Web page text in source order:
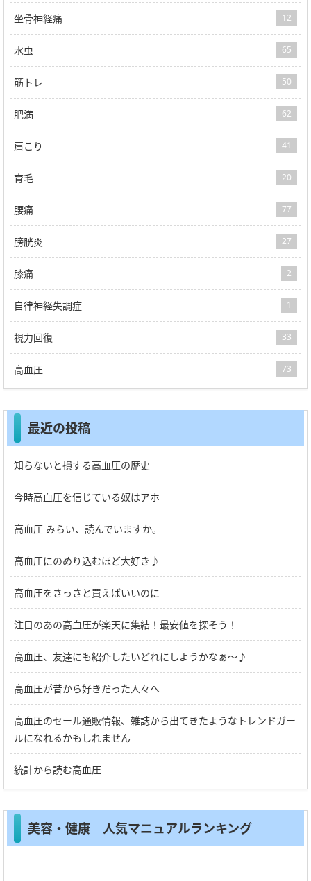
坐骨神経痛 12
水虫 65
筋トレ 50
肥満 62
肩こり 41
育毛 20
腰痛 77
膀胱炎 27
膝痛 2
自律神経失調症 1
視力回復 33
高血圧 73
最近の投稿
知らないと損する高血圧の歴史
今時高血圧を信じている奴はアホ
高血圧 みらい、読んでいますか。
高血圧にのめり込むほど大好き♪
高血圧をさっさと買えばいいのに
注目のあの高血圧が楽天に集結！最安値を探そう！
高血圧、友達にも紹介したいどれにしようかなぁ～♪
高血圧が昔から好きだった人々へ
高血圧のセール通販情報、雑誌から出てきたようなトレンドガー
ルになれるかもしれません
統計から読む高血圧
美容・健康 人気マニュアルランキング